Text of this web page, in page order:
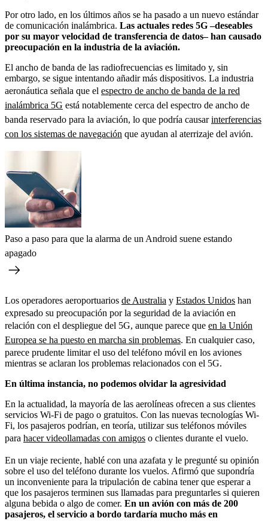
Por otro lado, en los últimos años se ha pasado a un nuevo estándar
de comunicación inalámbrica. Las actuales redes 5G –deseables
por su mayor velocidad de transferencia de datos– han causado
preocupación en la industria de la aviación.
El ancho de banda de las radiofrecuencias es limitado y, sin
embargo, se sigue intentando añadir más dispositivos. La industria
aeronáutica señala que el espectro de ancho de banda de la red
inalámbrica 5G está notablemente cerca del espectro de ancho de
banda reservado para la aviación, lo que podría causarinterferencias
con los sistemas de navegación que ayudan al aterrizaje del avión.
Paso a paso para que la alarma de un Android suene estando
apagado
Los operadores aeroportuarios de Australia y Estados Unidos han
expresado su preocupación por la seguridad de la aviación en
relación con el despliegue del 5G, aunque parece que en la Unión
Europea se ha puesto en marcha sin problemas. En cualquier caso,
parece prudente limitar el uso del teléfono móvil en los aviones
mientras se aclaran los problemas relacionados con el 5G.
En última instancia, no podemos olvidar la agresividad
En la actualidad, la mayoría de las aerolíneas ofrecen a sus clientes
servicios Wi-Fi de pago o gratuitos. Con las nuevas tecnologías Wi-
Fi, los pasajeros podrían, en teoría, utilizar sus teléfonos móviles
para hacer videollamadas con amigos o clientes durante el vuelo.
En un viaje reciente, hablé con una azafata y le pregunté su opinión
sobre el uso del teléfono durante los vuelos. Afirmó que supondría
un inconveniente para la tripulación de cabina tener que esperar a
que los pasajeros terminen sus llamadas para preguntarles si quieren
alguna bebida o algo de comer. En un avión con más de 200
pasajeros, el servicio a bordo tardaría mucho más en